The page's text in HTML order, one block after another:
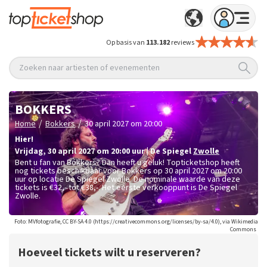
Op basis van 113.182reviews
Zoeken naar artiesten of evenementen
BOKKERS
Home / Bokkers / 30 april 2027 om 20:00
Hier!
vrijdag, 30 april 2027 om 20:00 uur|De SpiegelZwolle
Bent u fan van Bokkers? Dan heeft u geluk! Topticketshop heeft
nog tickets beschikbaar voor Bokkers op 30 april 2027 om 20:00
uur op locatie De Spiegel Zwolle. De nominale waarde van deze
tickets is €32,- tot €38,-. Het eerste verkooppunt is De Spiegel
Zwolle.
Foto: MVfotografie, CC BY-SA 4.0 (https://creativecommons.org/licenses/by-sa/4.0), via Wikimedia
Commons
Hoeveel tickets wilt u reserveren?